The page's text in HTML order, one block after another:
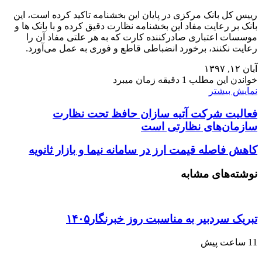
رییس کل بانک مرکزی در پایان این بخشنامه تاکید کرده است، این
بانک بر رعایت مفاد این بخشنامه نظارت دقیق کرده و با بانک ها و
موسسات اعتباری صادرکننده کارت که به هر علتی مفاد آن را
رعایت نکنند، برخورد انضباطی قاطع و فوری به عمل می‌آورد.
آبان ۱۲, ۱۳۹۷
خواندن این مطلب 1 دقیقه زمان میبرد
نمایش بیشتر
فعالیت شرکت آتیه سازان حافظ تحت نظارت
سازمان‌های نظارتی است
کاهش فاصله قیمت ارز در سامانه نیما و بازار ثانویه
نوشته‌های مشابه
تبریک سردبیر به مناسبت روز خبرنگار۱۴۰۵
11 ساعت پیش